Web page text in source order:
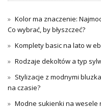
Kolor ma znaczenie:
Co wybrać, by błyszczeć?
Komplety basic na lato w
Rodzaje dekoltów a typ
Stylizacje z modnymi
na czasie?
Modne sukienki na wesele